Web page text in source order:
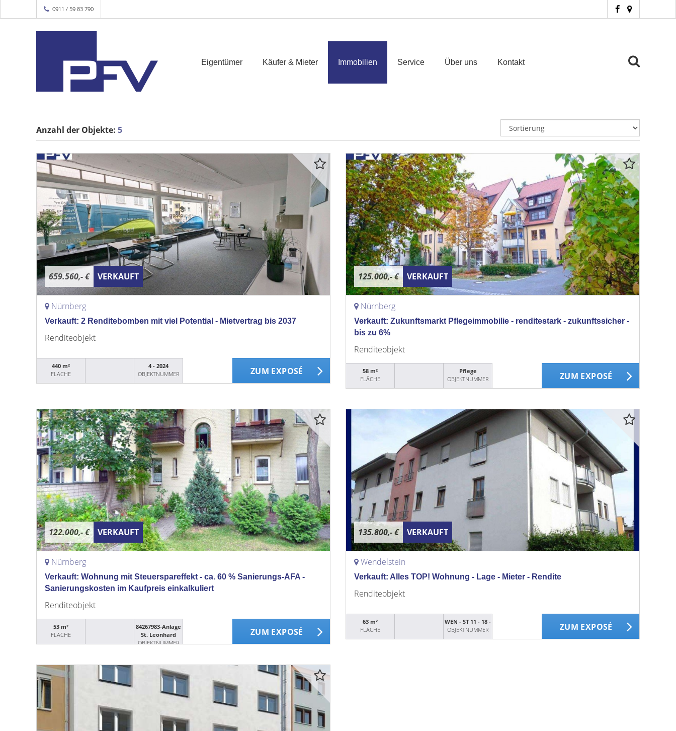
0911 / 59 83 790
Eigentümer Käufer & Mieter Immobilien Service Über uns Kontakt
Anzahl der Objekte: 5
659.560,- € VERKAUFT
Nürnberg
Verkauft: 2 Renditebomben mit viel Potential - Mietvertrag bis 2037
Renditeobjekt
440 m²
FLÄCHE
4 - 2024
OBJEKTNUMMER
ZUM EXPOSÉ
125.000,- € VERKAUFT
Nürnberg
Verkauft: Zukunftsmarkt Pflegeimmobilie - renditestark - zukunftssicher -
bis zu 6%
Renditeobjekt
58 m²
FLÄCHE
Pflege
OBJEKTNUMMER
ZUM EXPOSÉ
122.000,- € VERKAUFT
Nürnberg
Verkauft: Wohnung mit Steuerspareffekt - ca. 60 % Sanierungs-AFA -
Sanierungskosten im Kaufpreis einkalkuliert
Renditeobjekt
53 m²
FLÄCHE
84267983-Anlage
St. Leonhard
OBJEKTNUMMER
ZUM EXPOSÉ
135.800,- € VERKAUFT
Wendelstein
Verkauft: Alles TOP! Wohnung - Lage - Mieter - Rendite
Renditeobjekt
63 m²
FLÄCHE
WEN - ST 11 - 18 -
OBJEKTNUMMER
ZUM EXPOSÉ